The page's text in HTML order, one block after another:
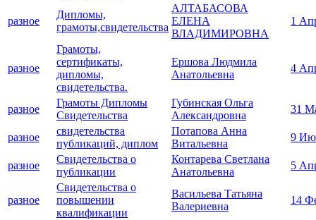
разное
Дипломы,
грамоты,свидетельства
АЛТАБАСОВА
ЕЛЕНА
ВЛАДИМИРОВНА
1
разное
Грамоты,
сертификаты,
дипломы,
свидетельства.
Ершова Людмила
Анатольевна
4
разное
Грамоты Дипломы
Свидетельства
Губинская Ольга
Александровна
31
разное
свидетельства
публикаций, диплом
Потапова Анна
Витальевна
9
разное
Свидетельства о
публикации
Контарева Светлана
Анатольевна
5
разное
Свидетельства о
повышении
квалификации
Васильева Татьяна
Валериевна
14